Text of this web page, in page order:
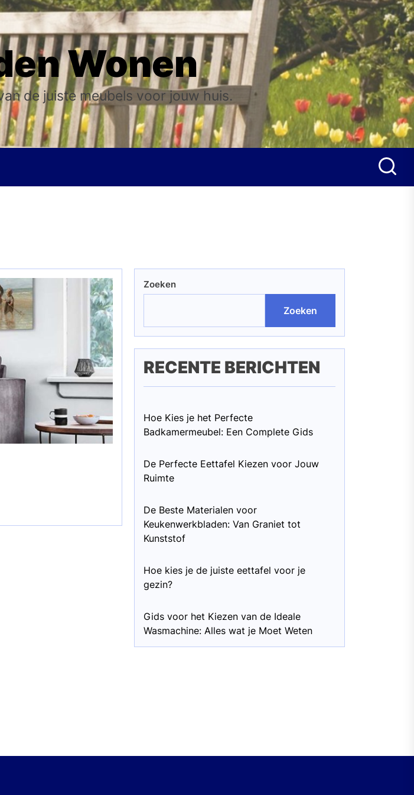
Wonen
de juiste meubels voor jouw huis.
Zoeken
Zoeken
RECENTE BERICHTEN
Hoe Kies je het Perfecte
Badkamermeubel: Een Complete Gids
De Perfecte Eettafel Kiezen voor Jouw
Ruimte
De Beste Materialen voor
Keukenwerkbladen: Van Graniet tot
Kunststof
Hoe kies je de juiste eettafel voor je
gezin?
Gids voor het Kiezen van de Ideale
Wasmachine: Alles wat je Moet Weten